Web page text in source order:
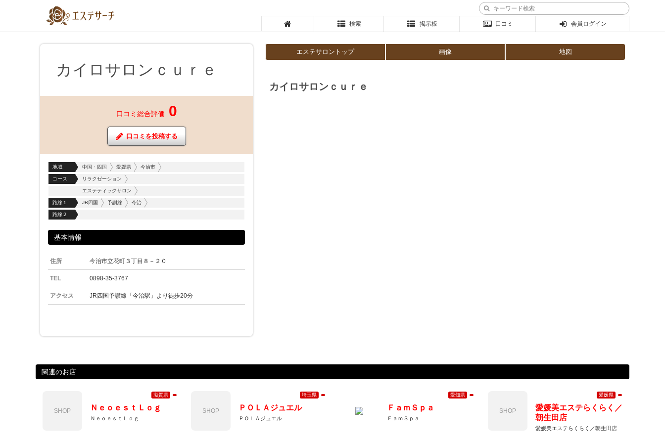
検索 掲示板 口コミ 会員ログイン
カイロサロンｃｕｒｅ
口コミ総合評価 0
口コミを投稿する
地域 中国・四国 愛媛県 今治市
コース リラクゼーション
エステティックサロン
路線１ JR四国 予讃線 今治
路線２
基本情報
住所 今治市立花町３丁目８－２０
TEL 0898-35-3767
アクセス JR四国予讃線「今治駅」より徒歩20分
エステサロントップ 画像 地図
カイロサロンｃｕｒｅ
関連のお店
SHOP
滋賀県
ＮｅｏｅｓｔＬｏｇ
ＮｅｏｅｓｔＬｏｇ
SHOP
埼玉県
ＰＯＬＡジュエル
ＰＯＬＡジュエル
愛知県
ＦａｍＳｐａ
ＦａｍＳｐａ
SHOP
愛媛県
愛媛美エステらくらく／
朝生田店
愛媛美エステらくらく／朝生田店